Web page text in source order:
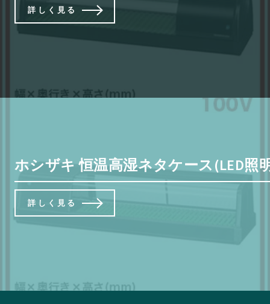
詳しく見る
ホシザキ 恒温高湿ネタケース(LED照
詳しく見る